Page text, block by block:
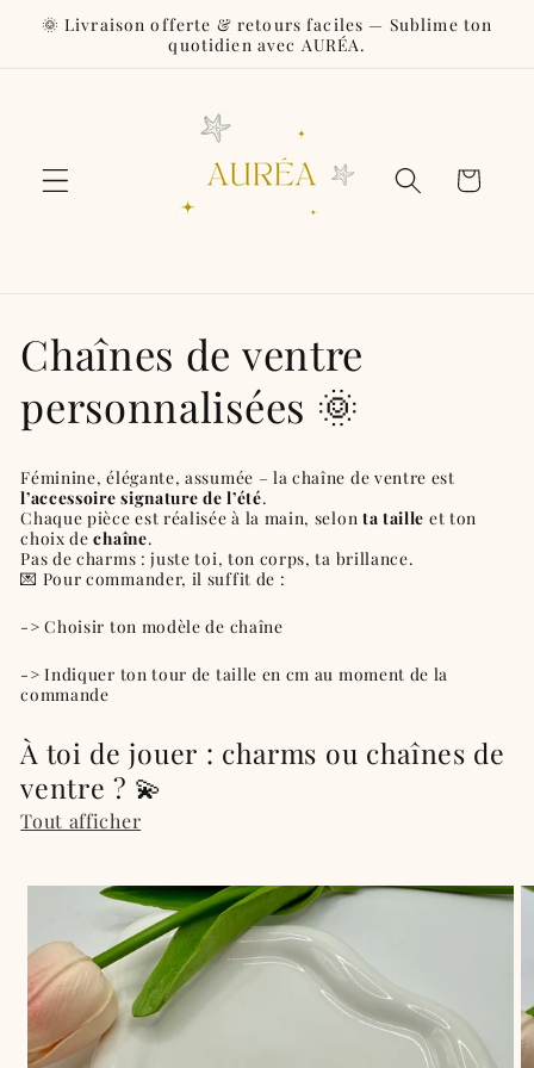
passer
🌞 Livraison offerte & retours faciles — Sublime ton
quotidien avec AURÉA.
Panier
C
o
l
l
e
c
t
i
o
n
:
Chaînes de ventre
personnalisées 🌞
Féminine, élégante, assumée – la chaîne de ventre est
l’accessoire signature de l’été.
Chaque pièce est réalisée à la main, selon ta taille et ton
choix dechaîne.
Pas de charms : juste toi, ton corps, ta brillance.
💌 Pour commander, il suffit de :
-> Choisir ton modèle de chaîne
-> Indiquer ton tour de taille en cm au moment de la
commande
À toi de jouer : charms ou chaînes de
ventre ? 💫
Tout afficher